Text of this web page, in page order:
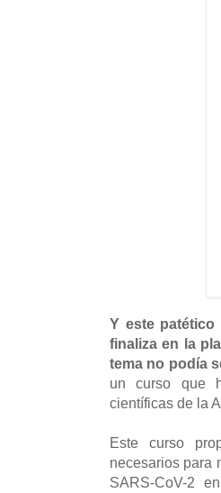
Y este patético
finaliza en la
tema no podía
un curso que
científicas de la
Este curso
necesarios para
SARS-CoV-2